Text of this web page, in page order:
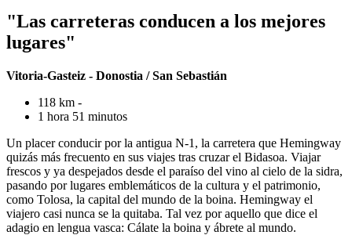
"Las carreteras conducen a los mejores
lugares"
Vitoria-Gasteiz - Donostia / San Sebastián
118 km -
1 hora 51 minutos
Un placer conducir por la antigua N-1, la carretera que Hemingway
quizás más frecuento en sus viajes tras cruzar el Bidasoa. Viajar
frescos y ya despejados desde el paraíso del vino al cielo de la sidra,
pasando por lugares emblemáticos de la cultura y el patrimonio,
como Tolosa, la capital del mundo de la boina. Hemingway el
viajero casi nunca se la quitaba. Tal vez por aquello que dice el
adagio en lengua vasca: Cálate la boina y ábrete al mundo.